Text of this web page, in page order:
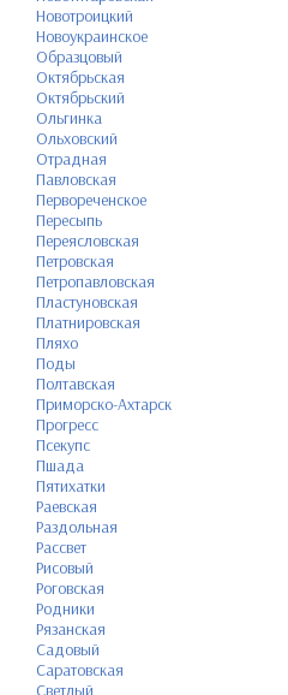
Новотроицкий
Новоукраинское
Образцовый
Октябрьская
Октябрьский
Ольгинка
Ольховский
Отрадная
Павловская
Первореченское
Пересыпь
Переясловская
Петровская
Петропавловская
Пластуновская
Платнировская
Пляхо
Поды
Полтавская
Приморско-Ахтарск
Прогресс
Псекупс
Пшада
Пятихатки
Раевская
Раздольная
Рассвет
Рисовый
Роговская
Родники
Рязанская
Садовый
Саратовская
Светлый